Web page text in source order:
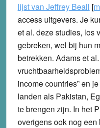
lijst van Jeffrey Beall [
access uitgevers. Je
et al. deze studies, los
gebreken, wel bij hun
betrekken. Adams et
income countries” en
landen als Pakistan,
te brengen zijn. In het
overigens ook nog